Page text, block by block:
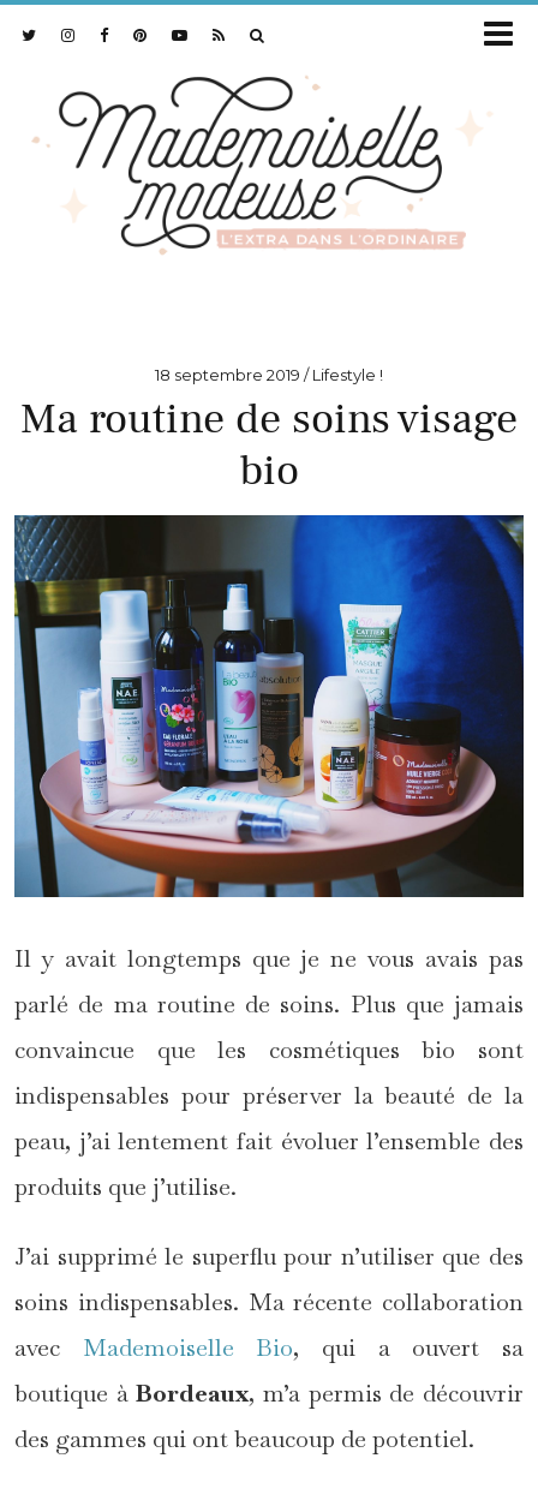
18 septembre 2019 Lifestyle !
Ma routine de soins visage
bio
Il y avait longtemps que je ne vous avais pas
parlé de ma routine de soins. Plus que jamais
convaincue que les cosmétiques bio sont
indispensables pour préserver la beauté de la
peau, j’ai lentement fait évoluer l’ensemble des
produits que j’utilise.
J’ai supprimé le superflu pour n’utiliser que des
soins indispensables. Ma récente collaboration
avec Mademoiselle Bio, qui a ouvert sa
boutique àBordeaux, m’a permis de découvrir
des gammes qui ont beaucoup de potentiel.